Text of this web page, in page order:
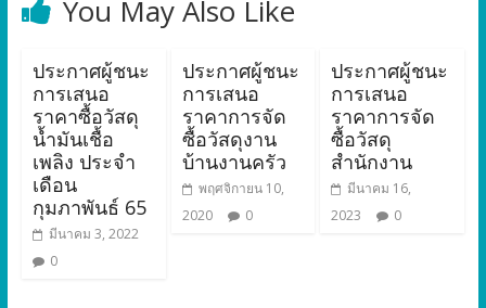
You May Also Like
ประกาศผู้ชนะ
การเสนอ
ราคาซื้อวัสดุ
น้ำมันเชื้อ
เพลิง ประจำ
เดือน
กุมภาพันธ์ 65
มีนาคม 3, 2022
0
ประกาศผู้ชนะ
การเสนอ
ราคาการจัด
ซื้อวัสดุงาน
บ้านงานครัว
พฤศจิกายน 10,
2020
0
ประกาศผู้ชนะ
การเสนอ
ราคาการจัด
ซื้อวัสดุ
สำนักงาน
มีนาคม 16,
2023
0